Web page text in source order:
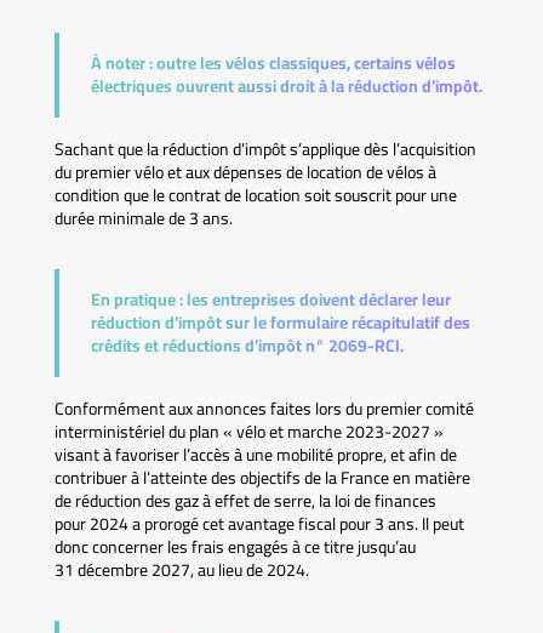
À noter :outre les vélos classiques, certains vélos
électriques ouvrent aussi droit à la réduction d’impôt.
Sachant que la réduction d’impôt s’applique dès l’acquisition
du premier vélo et aux dépenses de location de vélos à
condition que le contrat de location soit souscrit pour une
durée minimale de 3 ans.
En pratique :les entreprises doivent déclarer leur
réduction d’impôt sur le formulaire récapitulatif des
crédits et réductions d’impôt n° 2069-RCI.
Conformément aux annonces faites lors du premier comité
interministériel du plan « vélo et marche 2023-2027 »
visant à favoriser l’accès à une mobilité propre, et afin de
contribuer à l’atteinte des objectifs de la France en matière
de réduction des gaz à effet de serre, la loi de finances
pour 2024 a prorogé cet avantage fiscal pour 3 ans. Il peut
donc concerner les frais engagés à ce titre jusqu’au
31 décembre 2027, au lieu de 2024.